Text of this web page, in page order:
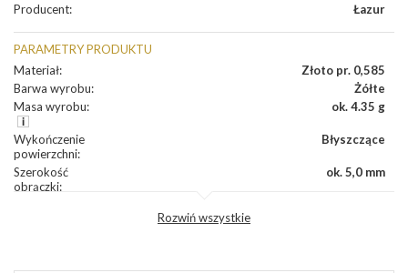
Producent: Łazur
PARAMETRY PRODUKTU
Materiał:
Złoto pr. 0,585
Barwa wyrobu:
Żółte
Masa wyrobu: ok. 4.35 g
Wykończenie
powierzchni:
Błyszczące
Szerokość
obrączki:
ok. 5,0 mm
Rozwiń wszystkie